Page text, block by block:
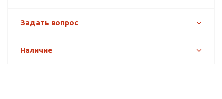
Задать вопрос
Наличие